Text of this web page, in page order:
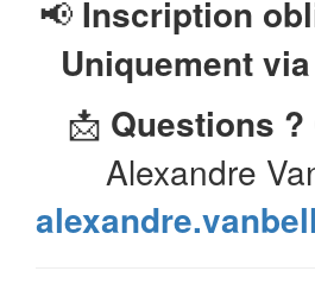
📢 Inscription
Uniquement via
📩 Questions ?
Alexandre